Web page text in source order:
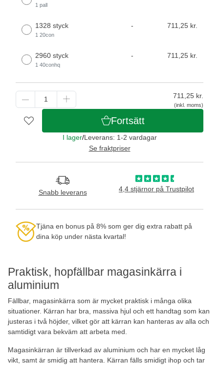
Praktisk, hopfällbar magasinkärra i
aluminium
Fällbar, magasinkärra som är mycket praktisk i många olika
situationer. Kärran har bra, massiva hjul och ett handtag som kan
justeras i två höjder, vilket gör att kärran kan hanteras av alla och
samtidigt vara bekväm att arbeta med.
Magasinkärran är tillverkad av aluminium och har en mycket låg
vikt, samt är smidig att hantera. Kärran fälls smidigt ihop och tar
1 pall
1328 styck
1 20con
- 711,25 kr.
2960 styck
1 40conhq
- 711,25 kr.
711,25 kr.
(inkl. moms)
Fortsätt
I lager/Leverans: 1-2 vardagar
Se fraktpriser
Snabb leverans 4,4 stjärnor på Trustpilot
Tjäna en bonus på 8% som ger dig extra rabatt på
dina köp under nästa kvartal!